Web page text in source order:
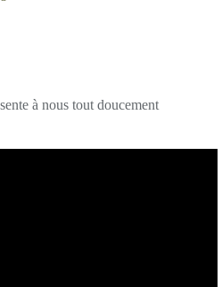
à nous tout doucement